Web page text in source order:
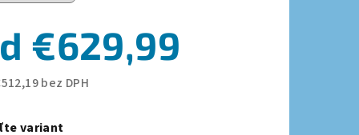
€629,99
bez DPH
variant